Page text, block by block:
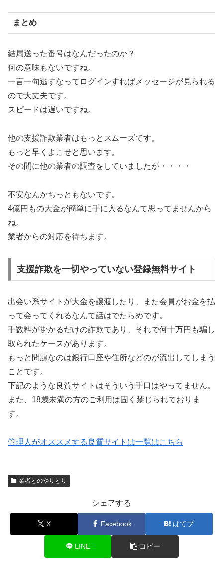
まとめ
結局送った番号はなんだったのか？
何の意味もないですね。
一言一句逃すなってログインすればメッセージが見られる
ので大丈夫です。
スピードは遅いですね。
他の支援詐欺業者はもっとスムーズです。
もっと早くよこせと思います。
その間に他の業者の調査をしていましたが・・・・
不安なんかちっともないです。
4億円もの大金が簡単に手に入るなんて思ってませんから
ね。
業者からの対応を待ちます。
支援詐欺を一切やっていない登録無料サイト
出会い系サイトが大金を譲渡したり、また会員がお金を払
って会ってくれるなんて話はでたらめです。
手数料が掛かるだけの詐欺であり、それで何十万円も騙し
取られたケースがあります。
もっと問題なのは銀行口座や住所などのが流出してしまう
ことです。
下記のような良質サイトはそういう手口はやってません。
また、18歳未満の方のご利用は固く禁じられておりま
す。
管理人がオススメする良質サイトは一覧はこちら
業者とのやりとり
シェアする
X Facebook はてブ
LINE コピー